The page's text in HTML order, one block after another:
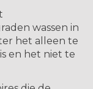
wassen in
het alleen te
en het niet te